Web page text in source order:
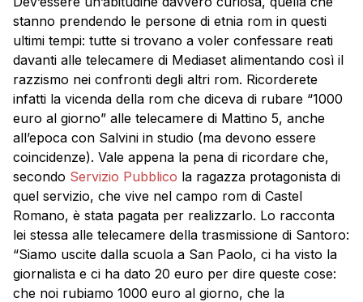
stanno prendendo le persone di etnia rom in questi
ultimi tempi: tutte si trovano a voler confessare reati
davanti alle telecamere di Mediaset alimentando così il
razzismo nei confronti degli altri rom. Ricorderete
infatti la vicenda della rom che diceva di rubare “1000
euro al giorno” alle telecamere di Mattino 5, anche
all’epoca con Salvini in studio (ma devono essere
coincidenze). Vale appena la pena di ricordare che,
secondo Servizio Pubblico la ragazza protagonista di
quel servizio, che vive nel campo rom di Castel
Romano, è stata pagata per realizzarlo. Lo racconta
lei stessa alle telecamere della trasmissione di Santoro:
“Siamo uscite dalla scuola a San Paolo, ci ha visto la
giornalista e ci ha dato 20 euro per dire queste cose:
che noi rubiamo 1000 euro al giorno, che la